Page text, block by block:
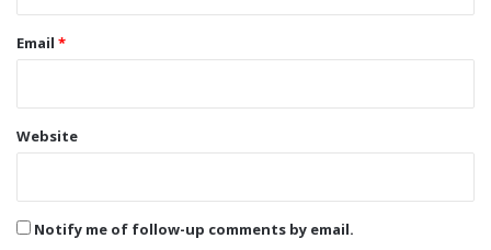
Email *
Website
Notify me of follow-up comments by email.